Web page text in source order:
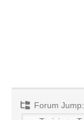
Forum Jump: